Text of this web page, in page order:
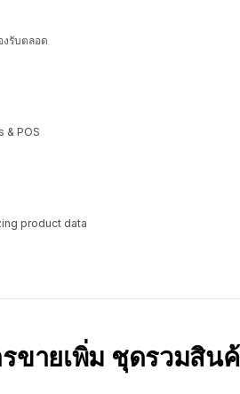
รับตลอด
& POS
product data
ขายเพิ่ม ชุดรวมสิน